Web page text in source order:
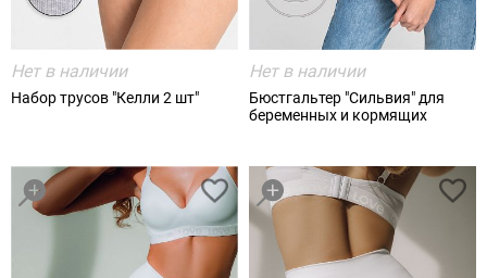
Нет в наличии
Набор трусов "Келли 2 шт"
Нет в наличии
Бюстгальтер "Сильвия" для
беременных и кормящих